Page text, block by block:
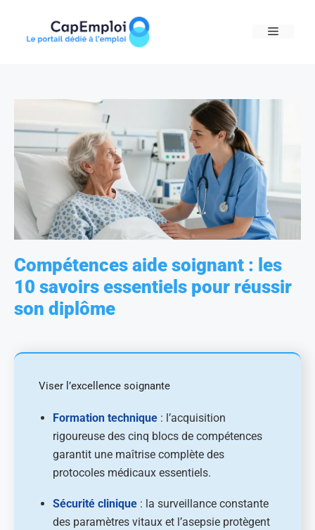
content
MENU
Compétences aide soignant : les
10 savoirs essentiels pour réussir
son diplôme
Viser l’excellence soignante
Formation technique : l’acquisition
rigoureuse des cinq blocs de compétences
garantit une maîtrise complète des
protocoles médicaux essentiels.
Sécurité clinique : la surveillance constante
des paramètres vitaux et l’asepsie protègent